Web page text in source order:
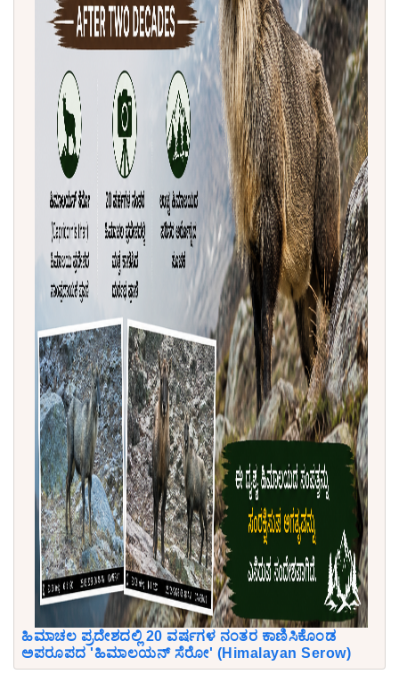
ಹಿಮಾಚಲ ಪ್ರದೇಶದಲ್ಲಿ 20 ವರ್ಷಗಳ ನಂತರ ಕಾಣಿಸಿಕೊಂಡ
ಅಪರೂಪದ 'ಹಿಮಾಲಯನ್ ಸೆರೋ' (Himalayan Serow)